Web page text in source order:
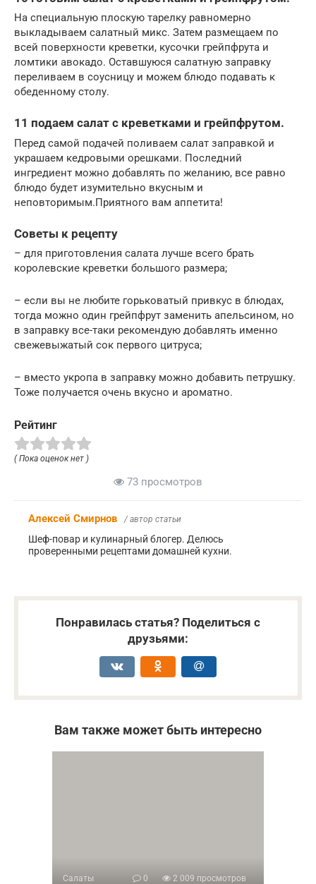
На специальную плоскую тарелку равномерно
выкладываем салатный микс. Затем размещаем по
всей поверхности креветки, кусочки грейпфрута и
ломтики авокадо. Оставшуюся салатную заправку
переливаем в соусницу и можем блюдо подавать к
обеденному столу.
11 подаем салат с креветками и грейпфрутом.
Перед самой подачей поливаем салат заправкой и
украшаем кедровыми орешками. Последний
ингредиент можно добавлять по желанию, все равно
блюдо будет изумительно вкусным и
неповторимым.Приятного вам аппетита!
Советы к рецепту
– для приготовления салата лучше всего брать
королевские креветки большого размера;
– если вы не любите горьковатый привкус в блюдах,
тогда можно один грейпфрут заменить апельсином, но
в заправку все-таки рекомендую добавлять именно
свежевыжатый сок первого цитруса;
– вместо укропа в заправку можно добавить петрушку.
Тоже получается очень вкусно и ароматно.
Рейтинг
( Пока оценок нет )
73 просмотров
Алексей Смирнов / автор статьи
Шеф-повар и кулинарный блогер. Делюсь
проверенными рецептами домашней кухни.
Понравилась статья? Поделиться с
друзьями:
Вам также может быть интересно
Салаты 0 2 009 просмотров